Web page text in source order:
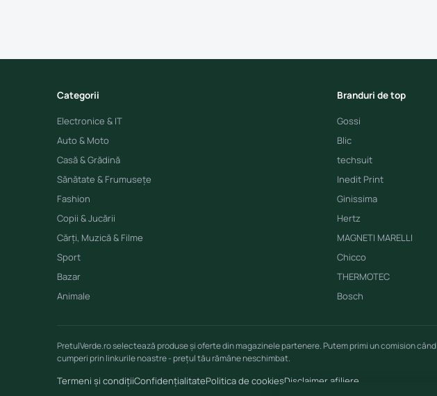
Categorii
Electronice & IT
Auto & Moto
Casă & Grădină
Sănătate & Frumusețe
Fashion
Copii & Jucării
Cărți, Muzică & Filme
Sport
Bazar
Animale
Branduri de top
Gossi
Blic
techsuit
Inedit Print
Ginissima
Hertz
MAGNETI MARELLI
Chicco
THERMOTEC
Bosch
PretulVerde.ro selectează produse și oferte din magazinele partenere. Putem primi un comision când
cumperi prin linkurile noastre - prețul tău rămâne neschimbat.
Termeni și condițiiConfidențialitatePolitica de cookiesDisclaimer afiliere